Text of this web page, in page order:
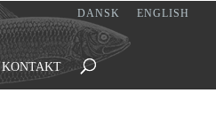
DANSK ENGLISH
KONTAKT